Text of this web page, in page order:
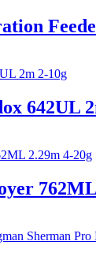
642UL